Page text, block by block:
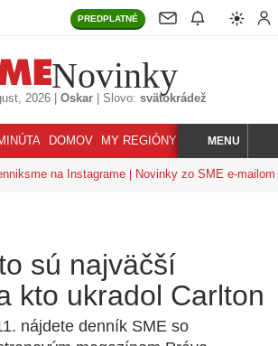
PREDPLATNÉ
Novinky
2026| Oskar| Slovo: svätokrádež
DOMOV MY REGIÓNY KORZÁR
HĽADAJMENU
na Instagrame Novinky zo SME e-mailom
sú najväčší
kto ukradol Carlton
nájdete denník SME so